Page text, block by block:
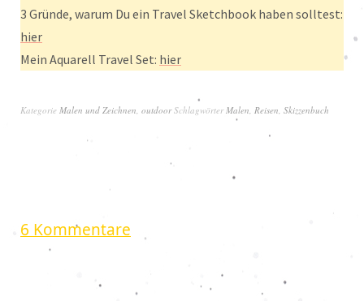
3 Gründe, warum Du ein Travel Sketchbook haben solltest:
hier
Mein Aquarell Travel Set: hier
Kategorie Malen und Zeichnen outdoor Schlagwörter Malen Reisen Skizzenbuch
6 Kommentare